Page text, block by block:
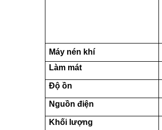
Máy nén khí
Làm mát
Độ ồn
Nguồn điện
Khối lượng